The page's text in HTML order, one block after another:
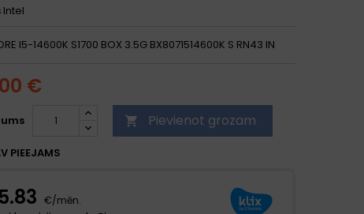
Intel
I5-14600K S1700 BOX 3.5G BX8071514600K S RN43 IN
€
 Pievienot grozam
PIEEJAMS